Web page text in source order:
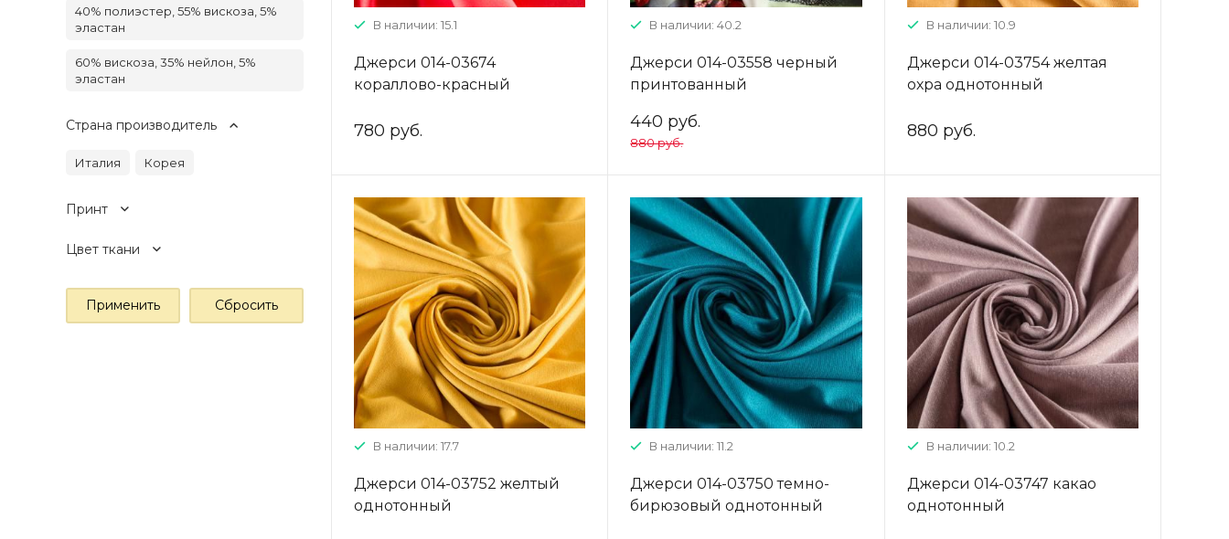
40% полиэстер, 55% вискоза, 5%
эластан
60% вискоза, 35% нейлон, 5%
эластан
Страна производитель
Италия Корея
Принт
Цвет ткани
В наличии: 15.1
Джерси 014-03674
кораллово-красный
780 руб.
В наличии: 40.2
Джерси 014-03558 черный
принтованный
440 руб.
880 руб.
В наличии: 10.9
Джерси 014-03754 желтая
охра однотонный
880 руб.
В наличии: 17.7
Джерси 014-03752 желтый
однотонный
В наличии: 11.2
Джерси 014-03750 темно-
бирюзовый однотонный
В наличии: 10.2
Джерси 014-03747 какао
однотонный